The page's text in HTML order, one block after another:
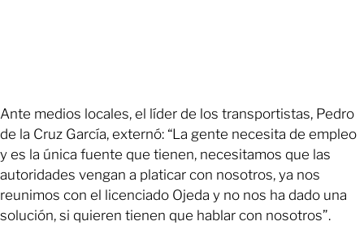
Ante medios locales, el líder de los transportistas, Pedro
de la Cruz García, externó: “La gente necesita de empleo
y es la única fuente que tienen, necesitamos que las
autoridades vengan a platicar con nosotros, ya nos
reunimos con el licenciado Ojeda y no nos ha dado una
solución, si quieren tienen que hablar con nosotros”.